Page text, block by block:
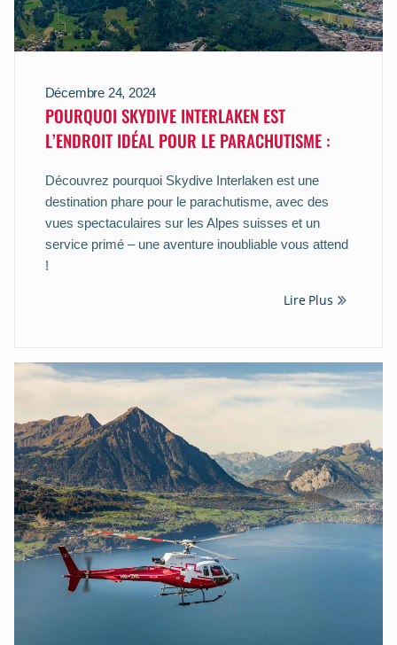
Décembre 24, 2024
POURQUOI SKYDIVE INTERLAKEN EST
L’ENDROIT IDÉAL POUR LE PARACHUTISME :
Découvrez pourquoi Skydive Interlaken est une
destination phare pour le parachutisme, avec des
vues spectaculaires sur les Alpes suisses et un
service primé – une aventure inoubliable vous attend
!
Lire Plus